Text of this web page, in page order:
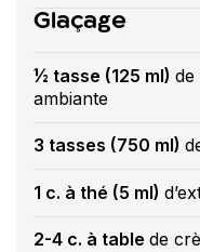
Glaçage
½ tasse (125 ml) de
ambiante
3 tasses (750 ml)
1 c. à thé (5 ml)
2-4 c. à table de